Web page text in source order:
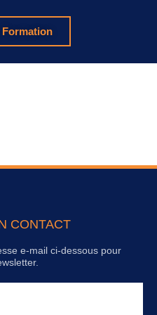
Formation
CONTACT
e-mail ci-dessous pour